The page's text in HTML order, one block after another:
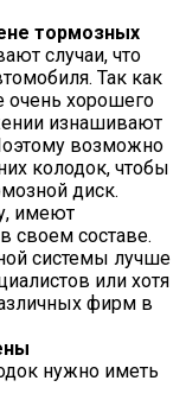
тормозных
случаи, что
Так как
очень хорошего
изнашивают
возможно
колодок, чтобы
диск.
имеют
своем составе.
системы лучше
или хотя
фирм в
нужно иметь